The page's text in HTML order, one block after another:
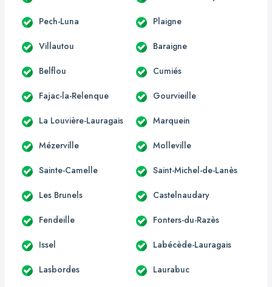
Pech-Luna Plaigne
Villautou Baraigne
Belflou Cumiés
Fajac-la-Relenque Gourvieille
La Louvière-Lauragais Marquein
Mézerville Molleville
Sainte-Camelle Saint-Michel-de-Lanès
Les Brunels Castelnaudary
Fendeille Fonters-du-Razès
Issel Labécède-Lauragais
Lasbordes Laurabuc